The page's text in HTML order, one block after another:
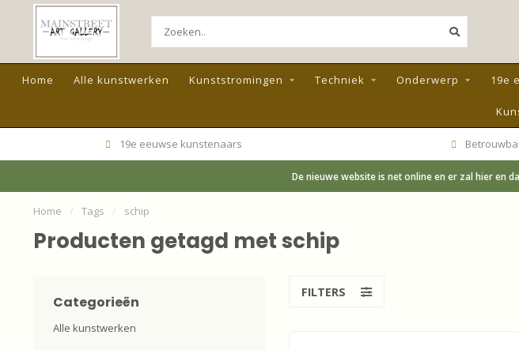
Home Alle kunstwerken Kunststromingen Techniek Onderwerp 19e
19e eeuwse kunstenaars
De nieuwe website is net online en er zal hier en
Home / Tags / schip
Producten getagd met schip
Categorieën
Alle kunstwerken
FILTERS